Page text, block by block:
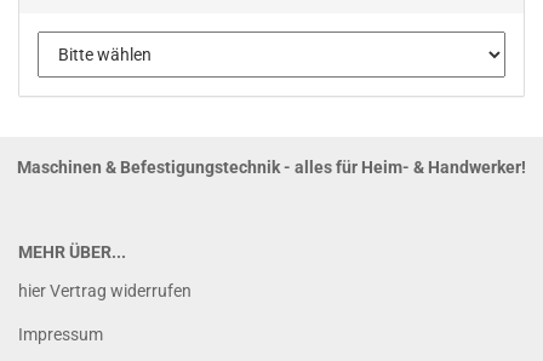
Maschinen & Befestigungstechnik - alles für Heim- & Handwerker!
MEHR ÜBER...
hier Vertrag widerrufen
Impressum